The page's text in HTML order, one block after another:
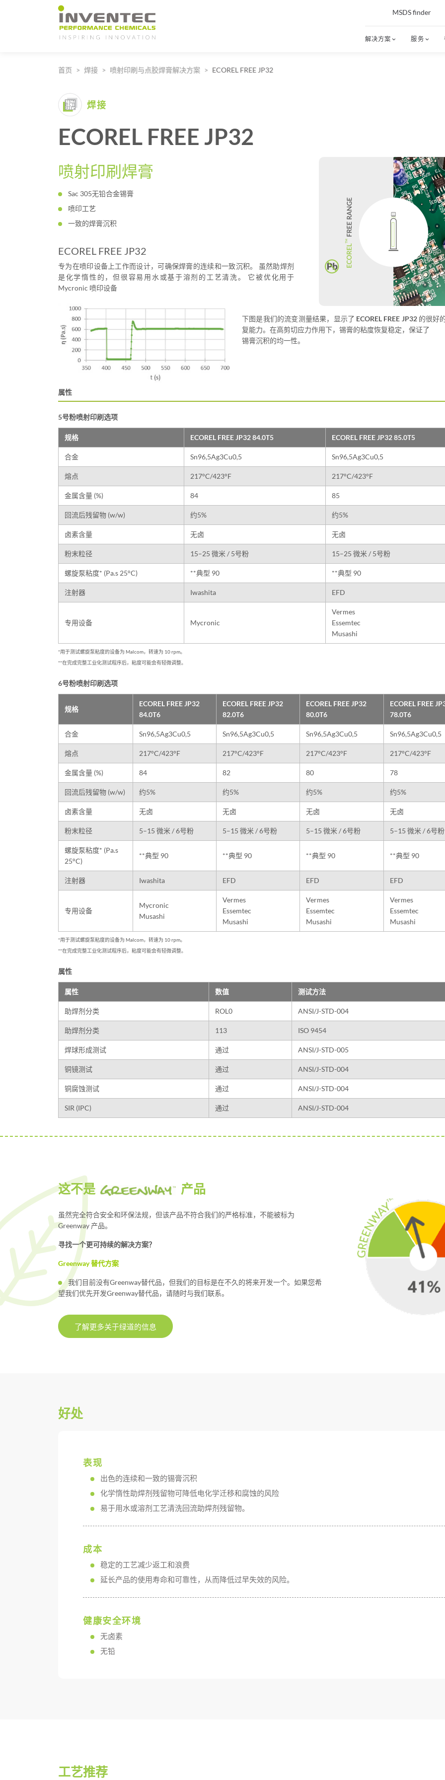
Main Navigation
MSDS finder
解决方案 服务
首页 焊接 喷射印刷与点胶焊膏解决方案 ECOREL FREE JP32
焊接
ECOREL FREE JP32
喷射印刷焊膏
Sac 305无铅合金锡膏
喷印工艺
一致的焊膏沉积
ECOREL FREE JP32
专为在喷印设备上工作而设计，可确保焊膏的连续和一致沉积。 虽然助焊剂
是化学惰性的，但很容易用水或基于溶剂的工艺清洗。 它被优化用于
Mycronic 喷印设备
下图是我们的流变测量结果，显示了 ECOREL FREE JP32的很好
复能力。在高剪切应力作用下，锡膏的粘度恢复稳定，保证了
锡膏沉积的均一性。
属性
5号粉喷射印刷选项
规格 ECOREL FREE JP32 84.0T5 ECOREL FREE JP32 85.0T5
合金 Sn96,5Ag3Cu0,5 Sn96,5Ag3Cu0,5
熔点 217°C/423°F 217°C/423°F
金属含量 (%) 84 85
回流后残留物 (w/w) 约5% 约5%
卤素含量 无卤 无卤
粉末粒径 15–25 微米 / 5号粉 15–25 微米 / 5号粉
螺旋泵粘度* (Pa.s 25°C) **典型 90 **典型 90
注射器 Iwashita EFD
专用设备 Mycronic
Vermes
Essemtec
Musashi
*用于测试螺旋泵粘度的设备为 Malcom，转速为 10 rpm。
**在完成完整工业化测试程序后，粘度可能会有轻微调整。
6号粉喷射印刷选项
规格
ECOREL FREE JP32
84.0T6
ECOREL FREE JP32
82.0T6
ECOREL FREE JP32
80.0T6
ECOREL FREE
78.0T6
合金 Sn96,5Ag3Cu0,5 Sn96,5Ag3Cu0,5 Sn96,5Ag3Cu0,5 Sn96,5Ag3Cu0,5
熔点 217°C/423°F 217°C/423°F 217°C/423°F 217°C/423°F
金属含量 (%) 84 82 80 78
回流后残留物 (w/w) 约5% 约5% 约5% 约5%
卤素含量 无卤 无卤 无卤 无卤
粉末粒径 5–15 微米 / 6号粉 5–15 微米 / 6号粉 5–15 微米 / 6号粉 5–15 微米 / 6号粉
螺旋泵粘度* (Pa.s
25°C)
**典型 90 **典型 90 **典型 90 **典型 90
注射器 Iwashita EFD EFD EFD
专用设备
Mycronic
Musashi
Vermes
Essemtec
Musashi
Vermes
Essemtec
Musashi
Vermes
Essemtec
Musashi
*用于测试螺旋泵粘度的设备为 Malcom，转速为 10 rpm。
**在完成完整工业化测试程序后，粘度可能会有轻微调整。
属性
属性 数值 测试方法
助焊剂分类 ROL0 ANSI/J-STD-004
助焊剂分类 113 ISO 9454
焊球形成测试 通过 ANSI/J-STD-005
铜镜测试 通过 ANSI/J-STD-004
铜腐蚀测试 通过 ANSI/J-STD-004
SIR (IPC) 通过 ANSI/J-STD-004
这不是 产品
虽然完全符合安全和环保法规，但该产品不符合我们的严格标准，不能被标为
Greenway 产品。
寻找一个更可持续的解决方案？
Greenway 替代方案
我们目前没有Greenway替代品，但我们的目标是在不久的将来开发一个。如果您希
望我们优先开发Greenway替代品，请随时与我们联系。
了解更多关于绿道的信息
好处
表现
出色的连续和一致的锡膏沉积
化学惰性助焊剂残留物可降低电化学迁移和腐蚀的风险
易于用水或溶剂工艺清洗回流助焊剂残留物。
成本
稳定的工艺减少返工和浪费
延长产品的使用寿命和可靠性，从而降低过早失效的风险。
健康安全环境
无卤素
无铅
工艺推荐